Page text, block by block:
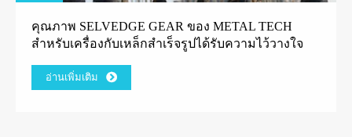
คุณภาพ SELVEDGE GEAR ของ METAL TECH
สำหรับเครื่องกับเหล็กสำเร็จรูปได้รับความไว้วางใจ
อ่านเพิ่มเติม